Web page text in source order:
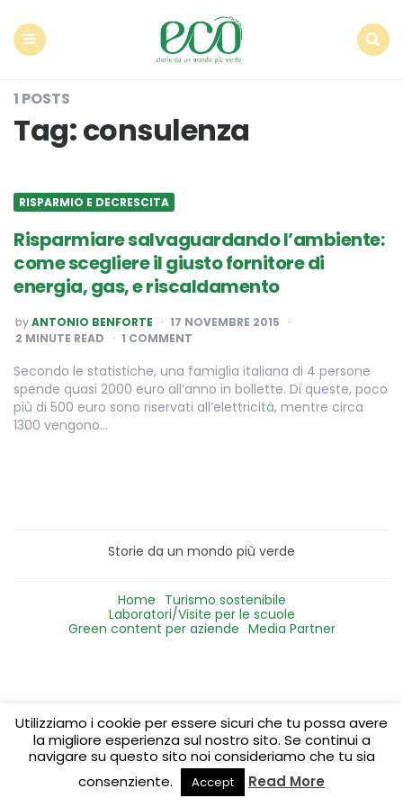
1 POSTS
Tag:consulenza
RISPARMIO E DECRESCITA
Risparmiare salvaguardando l’ambiente:
come scegliere il giusto fornitore di
energia, gas, e riscaldamento
POSTED
BY
byANTONIO BENFORTE
17 NOVEMBRE 2015
2 MINUTE READ 1 COMMENT
Secondo le statistiche, una famiglia italiana di 4 persone
spende quasi 2000 euro all’anno in bollette. Di queste, poco
più di 500 euro sono riservati all’elettricità, mentre circa
1300 vengono…
Storie da un mondo più verde
Home Turismo sostenibile
Laboratori/Visite per le scuole
Green content per aziende Media Partner
Utilizziamo i cookie per essere sicuri che tu possa avere
la migliore esperienza sul nostro sito. Se continui a
navigare su questo sito noi consideriamo che tu sia
consenziente.
Accept Read More